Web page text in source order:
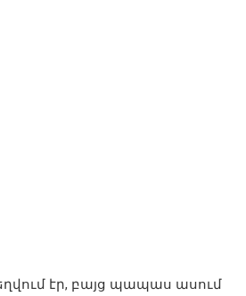
էր, բայց պապաս ասում